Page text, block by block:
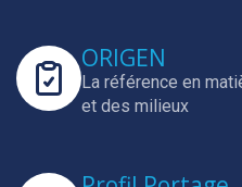
ORIGEN
La référence en
et des milieux